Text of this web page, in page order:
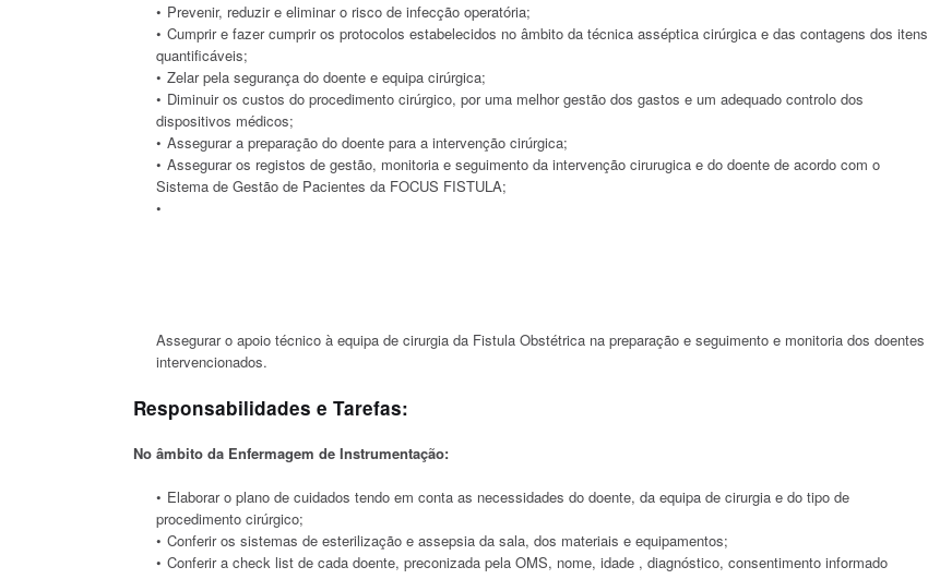
Prevenir, reduzir e eliminar o risco de infecção operatória;
Cumprir e fazer cumprir os protocolos estabelecidos no âmbito da técnica asséptica cirúrgica e das contagens dos itens
quantificáveis;
Zelar pela segurança do doente e equipa cirúrgica;
Diminuir os custos do procedimento cirúrgico, por uma melhor gestão dos gastos e um adequado controlo dos
dispositivos médicos;
Assegurar a preparação do doente para a intervenção cirúrgica;
Assegurar os registos de gestão, monitoria e seguimento da intervenção cirurugica e do doente de acordo com o
Sistema de Gestão de Pacientes da FOCUS FISTULA;
Assegurar o apoio técnico à equipa de cirurgia da Fistula Obstétrica na preparação e seguimento e monitoria dos doentes
intervencionados.
Responsabilidades e Tarefas:
No âmbito da Enfermagem de Instrumentação:
Elaborar o plano de cuidados tendo em conta as necessidades do doente, da equipa de cirurgia e do tipo de
procedimento cirúrgico;
Conferir os sistemas de esterilização e assepsia da sala, dos materiais e equipamentos;
Conferir a check list de cada doente, preconizada pela OMS, nome, idade , diagnóstico, consentimento informado